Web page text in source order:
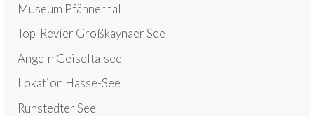
Museum Pfännerhall
Top-Revier Großkaynaer See
Angeln Geiseltalsee
Lokation Hasse-See
Runstedter See